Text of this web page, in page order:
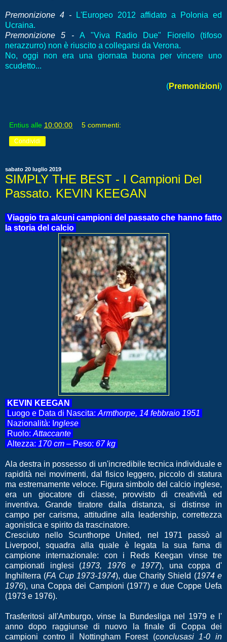
Premonizione 4 -
L'Europeo 2012 affidato a Polonia ed
Ucraina.
Premonizione 5 -A "Viva Radio Due" Fiorello (tifoso
nerazzurro) non è riuscito a collegarsi da Verona.
No, oggi non era una giornata buona per vincere uno
scudetto...
(Premonizioni)
Entius alle 10:00:00 5 commenti:
Condividi
sabato 20 luglio 2019
SIMPLY THE BEST - I Campioni Del
Passato. KEVIN KEEGAN
Viaggio tra alcuni campioni del passato che hanno fatto
la storia del calcio
KEVIN KEEGAN
Luogo e Data di Nascita: Armthorpe, 14 febbraio 1951
Nazionalità: I nglese
Ruolo: Attaccante
Altezza: 170 cm – Peso: 67 kg
Ala destra in possesso di un'incredibile tecnica individuale e
rapidità nei movimenti, dal fisico leggero, piccolo di statura
ma estremamente veloce. Figura simbolo del calcio inglese,
era un giocatore di classe, provvisto di creatività ed
inventiva. Grande tiratore dalla distanza, si distinse in
campo per carisma, attitudine alla leadership, correttezza
agonistica e spirito da trascinatore.
Cresciuto nello Scunthorpe United, nel 1971 passò al
Liverpool, squadra alla quale è legata la sua fama di
campione internazionale: con i Reds Keegan vinse tre
campionati inglesi (1973, 1976 e 1977), una coppa d'
Inghilterra (FA Cup 1973-1974), due Charity Shield (1974 e
1976), una Coppa dei Campioni (1977) e due Coppe Uefa
(1973 e 1976).
Trasferitosi all'Amburgo, vinse la Bundesliga nel 1979 e l'
anno dopo raggiunse di nuovo la finale di Coppa dei
campioni contro il Nottingham Forest (conclusasi 1-0 in